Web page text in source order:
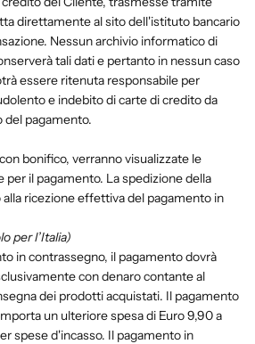
direttamente al sito dell'istituto bancario
Nessun archivio informatico di
tali dati e pertanto in nessun caso
essere ritenuta responsabile per
e indebito di carte di credito da
del pagamento.
bonifico, verranno visualizzate le
per il pagamento. La spedizione della
ricezione effettiva del pagamento in
per l’Italia)
in contrassegno, il pagamento dovrà
con denaro contante al
dei prodotti acquistati. Il pagamento
un ulteriore spesa di Euro 9,90 a
spese d'incasso. Il pagamento in